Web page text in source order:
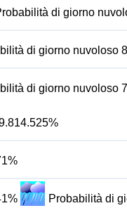
di giorno
di giorno nuvoloso
di giorno nuvoloso
Probabilità di